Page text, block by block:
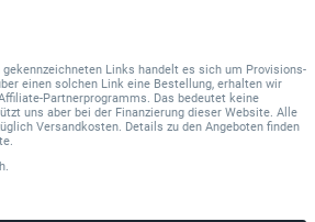
Links handelt es sich um Provisions-
einen solchen Link eine Bestellung, erhalten wir
Partnerprogramms. Das bedeutet keine
uns aber bei der Finanzierung dieser Website. Alle
Versandkosten. Details zu den Angeboten finden